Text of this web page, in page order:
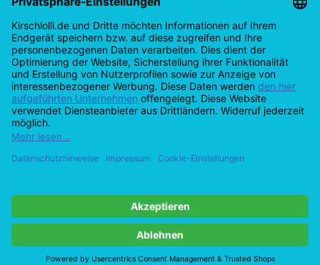
Kirschlolli.de - Ihr E-Zigaretten Online Shop
Kirchplatz 7, 96114 Hirschaid
0171 - 6124207
info@kirschlolli.de
USt-IdNr.: DE321609131
Kundendienst
Mein Konto
© Copyright 2026 Kirschlolli.de – Ihr E-Zigaretten Online Shop in
Deutschland